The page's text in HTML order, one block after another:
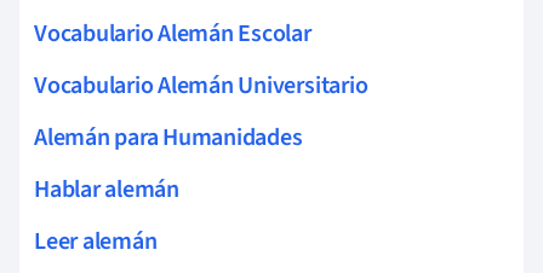
Vocabulario Alemán Escolar
Vocabulario Alemán Universitario
Alemán para Humanidades
Hablar alemán
Leer alemán